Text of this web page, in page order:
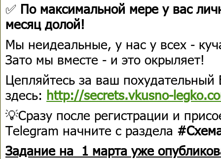
✅ По максимальной мере у вас
месяц долой!
Мы неидеальные, у нас у всех -
Зато мы вместе - и это окрыляет!
Цепляйтесь за ваш похудательный
здесь: http://secrets.vkusno-
💡Сразу после регистрации и
Telegram начните с раздела
Задание на 1 марта уже